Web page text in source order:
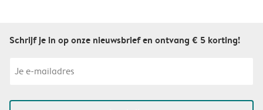
Schrijf je in op onze nieuwsbrief en ontvang € 5 korting!